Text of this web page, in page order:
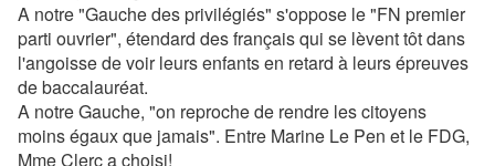
A notre "Gauche des privilégiés" s'oppose le "FN premier
parti ouvrier", étendard des français qui se lèvent tôt dans
l'angoisse de voir leurs enfants en retard à leurs épreuves
de baccalauréat.
A notre Gauche, "on reproche de rendre les citoyens
moins égaux que jamais". Entre Marine Le Pen et le FDG,
Mme Clerc a choisi!